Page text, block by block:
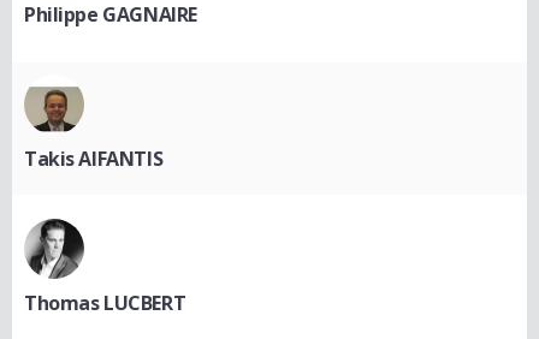
Philippe GAGNAIRE
Takis AIFANTIS
Thomas LUCBERT